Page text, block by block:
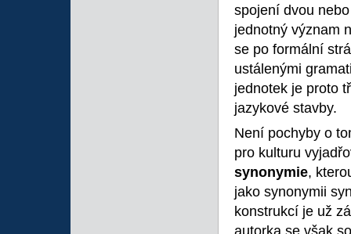
spojení dvou
jednotný význam
se po formální
ustálenými
jednotek je proto
jazykové stavby.
Není pochyby o
pro kulturu
synonymie,
jako synonymii
konstrukcí je už
autorka se však